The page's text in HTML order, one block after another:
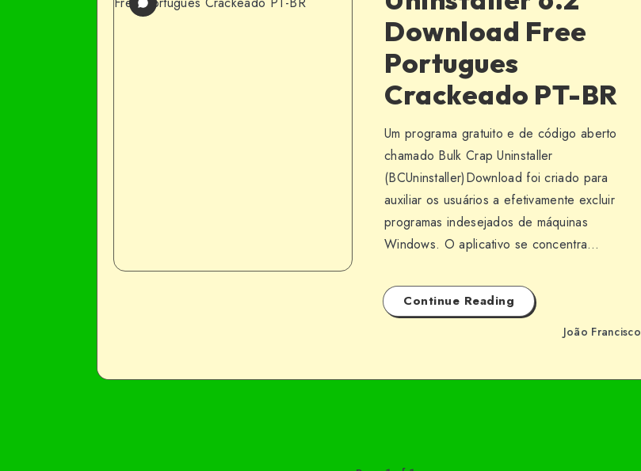
Download Free
Portugues
Crackeado PT-BR
Um programa gratuito e de código aberto
chamado Bulk Crap Uninstaller
(BCUninstaller)Download foi criado para
auxiliar os usuários a efetivamente excluir
programas indesejados de máquinas
Windows. O aplicativo se concentra…
Continue Reading
João Francisco